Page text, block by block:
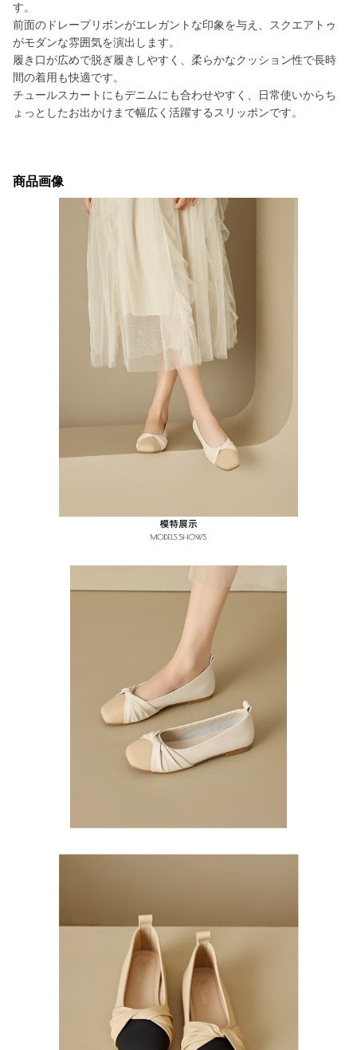
す。
前面のドレープリボンがエレガントな印象を与え、スクエアトゥ
がモダンな雰囲気を演出します。
履き口が広めで脱ぎ履きしやすく、柔らかなクッション性で長時
間の着用も快適です。
チュールスカートにもデニムにも合わせやすく、日常使いからち
ょっとしたお出かけまで幅広く活躍するスリッポンです。
商品画像